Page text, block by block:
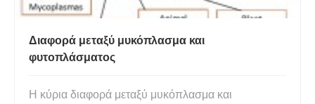
Διαφορά μεταξύ μυκόπλασμα και
φυτοπλάσματος
Η κύρια διαφορά μεταξύ μυκόπλασμα και